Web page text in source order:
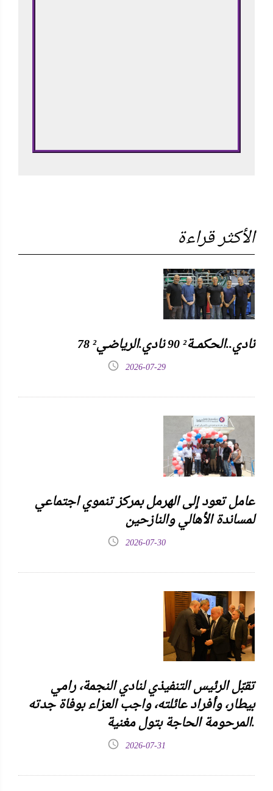
الأكثر قراءة
نادي..الحكمـــة² 90 نادي.الرياضـي² 78
2026-07-29
عامل تعود إلى الهرمل بمركز تنموي اجتماعي
لمساندة الأهالي والنازحين
2026-07-30
تقبّل الرئيس التنفيذي لنادي النجمة، رامي
بيطار، وأفراد عائلته، واجب العزاء بوفاة جدته
المرحومة الحاجة بتول مغنية.
2026-07-31